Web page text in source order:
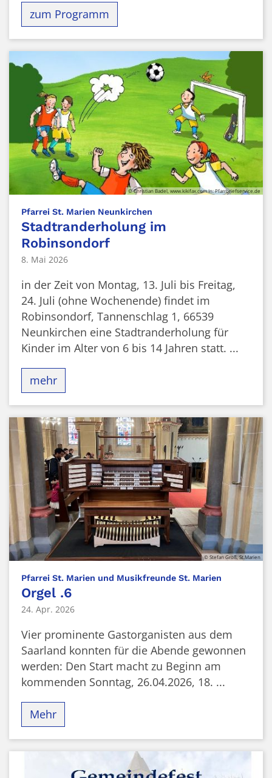
zum Programm
© Christian Badel, www.kikifax.com In: Pfarrbriefservice.de
Pfarrei St. Marien Neunkirchen
Stadtranderholung im
Robinsondorf
8. Mai 2026
in der Zeit von Montag, 13. Juli bis Freitag,
24. Juli (ohne Wochenende) findet im
Robinsondorf, Tannenschlag 1, 66539
Neunkirchen eine Stadtranderholung für
Kinder im Alter von 6 bis 14 Jahren statt. ...
mehr
© Stefan Groß, St.Marien
Pfarrei St. Marien und Musikfreunde St. Marien
Orgel .6
24. Apr. 2026
Vier prominente Gastorganisten aus dem
Saarland konnten für die Abende gewonnen
werden: Den Start macht zu Beginn am
kommenden Sonntag, 26.04.2026, 18. ...
Mehr